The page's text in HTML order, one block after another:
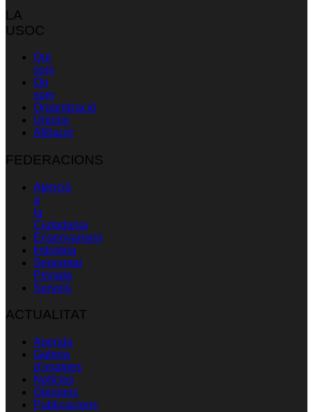
LA
USOC
Qui
som
On
som
Organització
Unions
Afiliació
FEDERACIONS
Atenció
a
la
Ciutadania
Ensenyament
Indústria
Seguretat
Privada
Serveis
ACTUALITAT
Agenda
Galeria
d’imatges
Notícies
Opinions
Publicacions